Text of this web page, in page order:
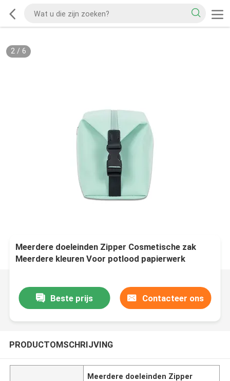
2/ 6
Meerdere doeleinden Zipper Cosmetische zak
Meerdere kleuren Voor potlood papierwerk
Beste prijs Contacteer ons
PRODUCTOMSCHRIJVING
Meerdere doeleinden Zipper